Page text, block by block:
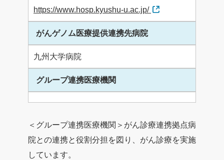
https://www.hosp.kyushu-u.ac.jp/
がんゲノム医療提供連携先病院
九州大学病院
グループ連携医療機関
＜グループ連携医療機関＞がん診療連携拠点病
院との連携と役割分担を図り、がん診療を実施
しています。